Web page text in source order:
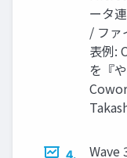
ータ
/ フ
表例:
を『
4. Wave